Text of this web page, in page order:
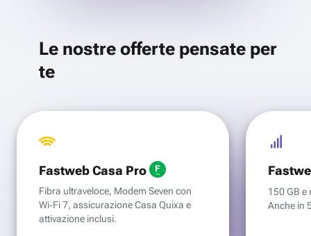
Le nostre offerte pensate per
te
Fastweb Casa Pro
Fibra ultraveloce, Modem Seven con
Wi‑Fi 7, assicurazione Casa Quixa e
attivazione inclusi.
150 GB e
Anche in